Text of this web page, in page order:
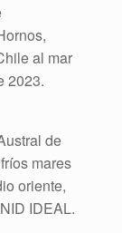
al mar
2023.
de
mares
oriente,
IDEAL.